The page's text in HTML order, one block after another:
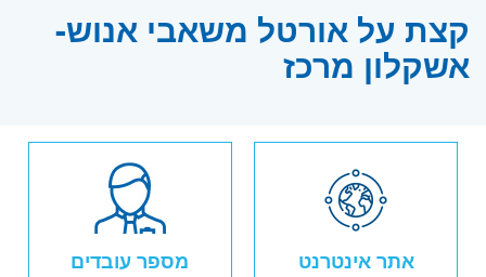
קצת על אורטל משאבי אנוש-
אשקלון מרכז
אתר אינטרנט מספר עובדים